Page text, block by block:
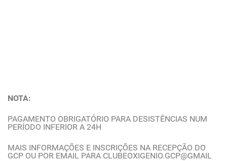
NOTA:
PAGAMENTO OBRIGATÓRIO PARA DESISTÊNCIAS NUM
PERÍODO INFERIOR A 24H
MAIS INFORMAÇÕES E INSCRIÇÕES NA RECEPÇÃO DO
GCP OU POR EMAIL PARA CLUBEOXIGENIO.GCP@GMAIL